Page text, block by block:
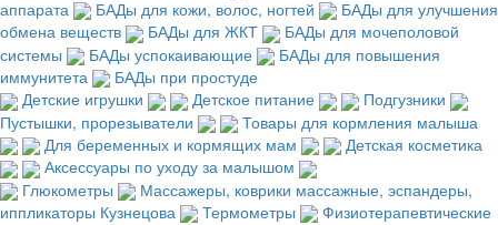
аппарата
БАДы для кожи, волос, ногтей
БАДы для улучшения
обмена веществ
БАДы для ЖКТ
БАДы для мочеполовой
системы
БАДы успокаивающие
БАДы для повышения
иммунитета
БАДы при простуде
Детские игрушки
Детское питание
Подгузники
Пустышки, прорезыватели
Товары для кормления малыша
Для беременных и кормящих мам
Детская косметика
Аксессуары по уходу за малышом
Глюкометры
Массажеры, коврики массажные, эспандеры,
иппликаторы Кузнецова
Термометры
Физиотерапевтические